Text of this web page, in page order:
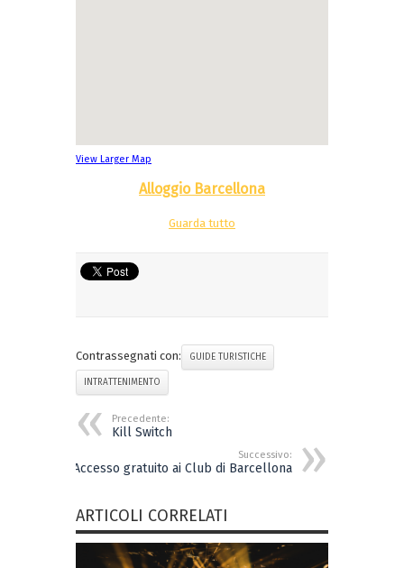
View Larger Map
Alloggio Barcellona
Guarda tutto
Contrassegnati con: GUIDE TURISTICHE
INTRATTENIMENTO
Precedente:
Kill Switch
Successivo:
Accesso gratuito ai Club di Barcellona
ARTICOLI CORRELATI